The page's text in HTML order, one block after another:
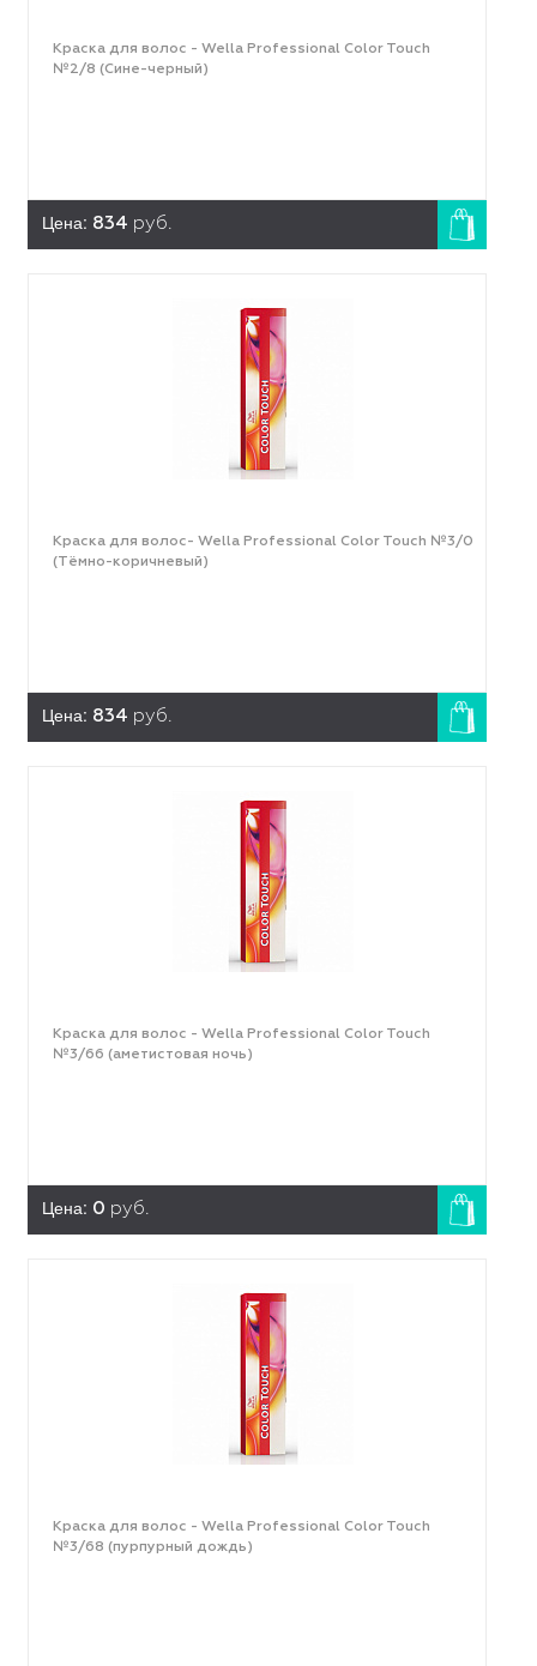
Краска для волос - Wella Professional Color Touch
№2/8 (Сине-черный)
Цена: 834 руб.
Краска для волос- Wella Professional Color Touch №3/0
(Тёмно-коричневый)
Цена: 834 руб.
Краска для волос - Wella Professional Color Touch
№3/66 (аметистовая ночь)
Цена: 0 руб.
Краска для волос - Wella Professional Color Touch
№3/68 (пурпурный дождь)